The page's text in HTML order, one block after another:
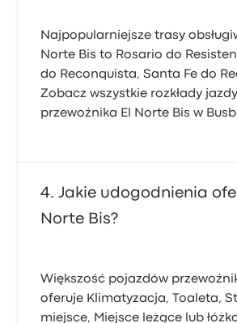
Najpopularniejsze trasy
Norte Bis to Rosario do
do Reconquista, Santa Fe do
Zobacz wszystkie rozkłady
przewoźnika El Norte Bis w
Jakie udogodnienia
Norte Bis?
Większość pojazdów
oferuje Klimatyzacja, Toaleta,
miejsce, Miejsce leżące lub